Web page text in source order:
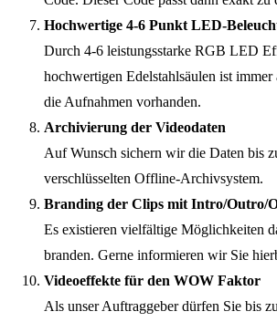
Hochwertige 4-6 Punkt LED-
Durch 4-6 leistungsstarke RGB LED
hochwertigen Edelstahlsäulen ist
die Aufnahmen vorhanden.
Archivierung der Videodaten
Auf Wunsch sichern wir die Daten bis
verschlüsselten Offline-Archivsystem.
Branding der Clips mit Intro/Outro/
Es existieren vielfältige Möglichkeiten
branden. Gerne informieren wir Sie
Videoeffekte für den WOW Faktor
Als unser Auftraggeber dürfen Sie bis